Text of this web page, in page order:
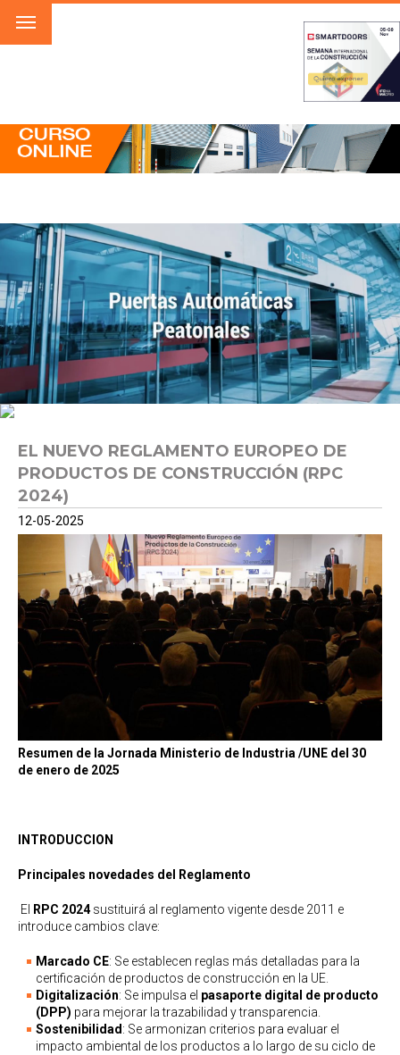
EL NUEVO REGLAMENTO EUROPEO DE
PRODUCTOS DE CONSTRUCCIÓN (RPC
2024)
12-05-2025
Resumen de la Jornada Ministerio de Industria /UNE del 30
de enero de 2025
INTRODUCCION
Principales novedades del Reglamento
El RPC 2024sustituirá al reglamento vigente desde 2011 e
introduce cambios clave:
Marcado CE: Se establecen reglas más detalladas para la
certificación de productos de construcción en la UE.
Digitalización: Se impulsa el pasaporte digital de producto
(DPP) para mejorar la trazabilidad y transparencia.
Sostenibilidad : Se armonizan criterios para evaluar el
impacto ambiental de los productos a lo largo de su ciclo de